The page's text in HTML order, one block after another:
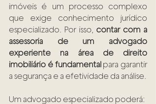
imóveis é um processo complexo
que exige conhecimento jurídico
especializado. Por isso, contar com a
assessoria de um advogado
experiente na área de direito
imobiliário é fundamental para garantir
a segurança e a efetividade da análise.
Um advogado especializado poderá: